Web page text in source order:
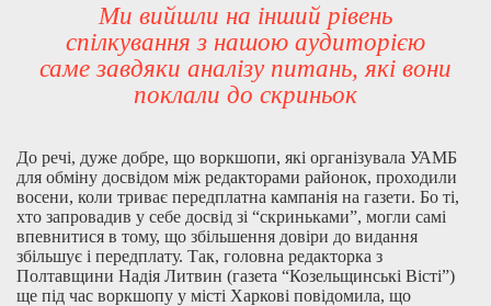
Ми вийшли на інший рівень
спілкування з нашою аудиторією
саме завдяки аналізу питань, які вони
поклали до скриньок
До речі, дуже добре, що воркшопи, які організувала УАМБ
для обміну досвідом між редакторами районок, проходили
восени, коли триває передплатна кампанія на газети. Бо ті,
хто запровадив у себе досвід зі “скриньками”, могли самі
впевнитися в тому, що збільшення довіри до видання
збільшує і передплату. Так, головна редакторка з
Полтавщини Надія Литвин (газета “Козельщинські Вісті”)
ще під час воркшопу у місті Харкові повідомила, що